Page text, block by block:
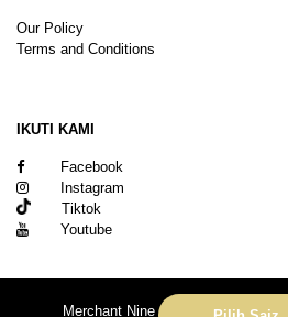
Our Policy
Terms and Conditions
IKUTI KAMI
Facebook
Instagram
Tiktok
Youtube
Merchant Nine Sdn Bhd (No.